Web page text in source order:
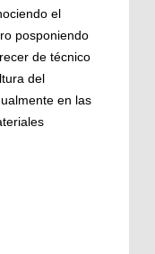
el
posponiendo
de técnico
del
en las